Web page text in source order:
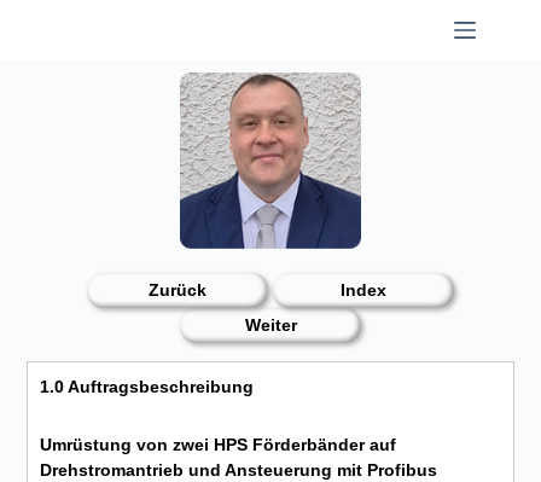
Zurück
Index
Weiter
1.0 Auftragsbeschreibung
Umrüstung von zwei HPS Förderbänder auf
Drehstromantrieb und Ansteuerung mit Profibus